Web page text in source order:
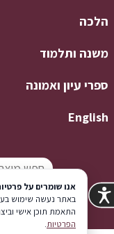
הלכה
משנה ותלמוד
ספרי עיון ואמונה
English
אנו שומרים על
התאמת תוכן אישי
הפרטיות.